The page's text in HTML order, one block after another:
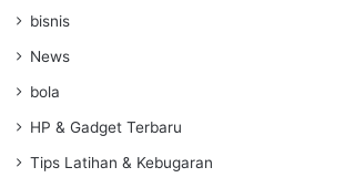
bisnis
News
bola
HP & Gadget Terbaru
Tips Latihan & Kebugaran